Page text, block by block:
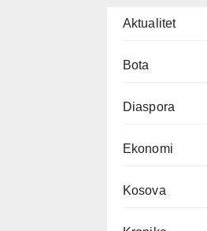
Aktualitet
Bota
Diaspora
Ekonomi
Kosova